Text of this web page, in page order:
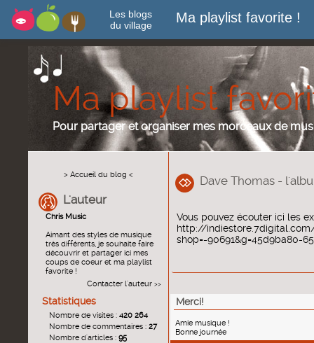
Les blogs
du village
Ma playlist favorite !
Ma playlist
Pour partager et organiser mes morceaux de
> Accueil du blog <
L'auteur
Chris Music
Aimant des styles de musique
très différents, je souhaite faire
découvrir et partager ici mes
coups de coeur et ma playlist
favorite !
Contacter l'auteur >>
Statistiques
Nombre de visites : 420 264
Nombre de commentaires : 27
Nombre d'articles : 95
Dave Thomas -
Vous pouvez écouter ici les
http://
shop=-90691&g=45d9ba80-
Merci!
Amie musique !
Bonne journée